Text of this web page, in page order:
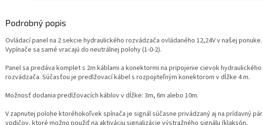
Podrobný popis
Ovládací panel na 2 sekcie hydraulického rozvádzača ovládaného 12,24V v našej ponuke.
Vypínače sa samé vracajú do neutrálnej polohy (1-0-2).
Panel sa predáva komplet s 2m káblami a konektormi na pripojenie cievok hydraulického
rozvádzača. Súčasťou je predlžovací kábel s rozpojiteľným konektorom v dĺžke 4 m.
Možnosť dodania predlžovacích káblov v dĺžke: 3m, 6m alebo 10m.
V zapnutej polohe ktoréhokoľvek spínača je signál súčasne privádzaný aj na prídavný pár
vodičov, ktoré možno použiť na aktiváciu signalizácie výstražného signálu (klaksón,